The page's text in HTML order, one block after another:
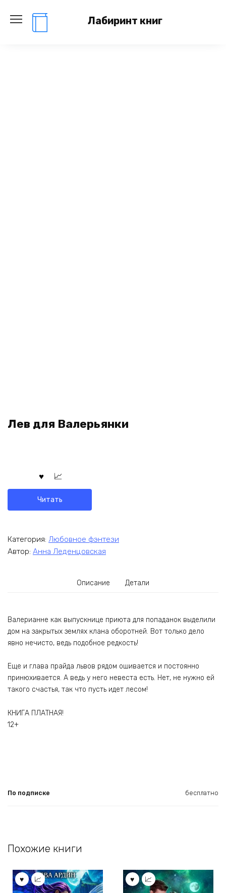
содержанию
Лабиринт книг
Лев для Валерьянки
Читать
Категория: Любовное фэнтези
Автор: Анна Леденцовская
Описание Детали
Валерианне как выпускнице приюта для попаданок выделили
дом на закрытых землях клана оборотней. Вот только дело
явно нечисто, ведь подобное редкость!
Еще и глава прайда львов рядом ошивается и постоянно
принюхивается. А ведь у него невеста есть. Нет, не нужно ей
такого счастья, так что пусть идет лесом!
КНИГА ПЛАТНАЯ!
12+
По подписке бесплатно
Похожие книги